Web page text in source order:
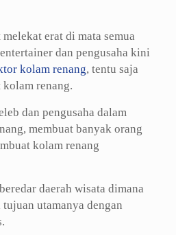
erat di mata semua
dan pengusaha kini
kolam renang, tentu saja
kolam renang.
dan pengusaha dalam
membuat banyak orang
kolam renang
daerah wisata dimana
utamanya dengan